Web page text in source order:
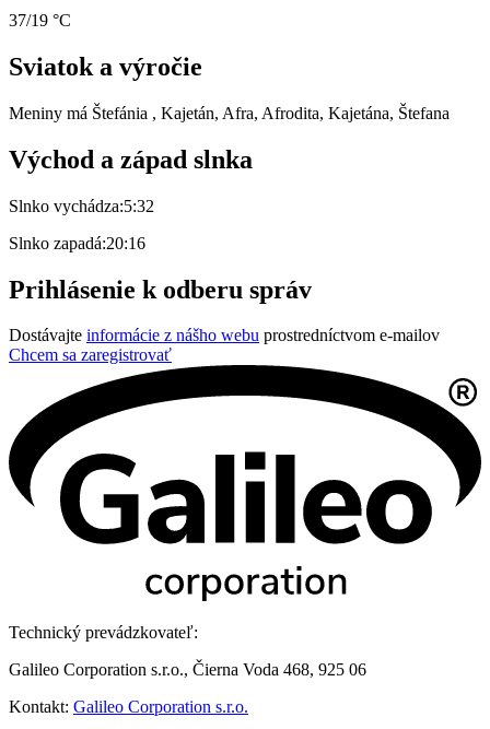
37/19 °C
Sviatok a výročie
Meniny má Štefánia , Kajetán, Afra, Afrodita, Kajetána, Štefana
Východ a západ slnka
Slnko vychádza:5:32
Slnko zapadá:20:16
Prihlásenie k odberu správ
Dostávajte informácie z nášho webu prostredníctvom e-mailov
Chcem sa zaregistrovať
Technický prevádzkovateľ:
Galileo Corporation s.r.o., Čierna Voda 468, 925 06
Kontakt: Galileo Corporation s.r.o.